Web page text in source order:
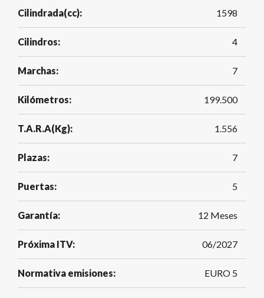
Cilindrada(cc): 1598
Cilindros: 4
Marchas: 7
Kilómetros: 199.500
T.A.R.A(Kg): 1.556
Plazas: 7
Puertas: 5
Garantía: 12 Meses
Próxima ITV: 06/2027
Normativa emisiones: EURO 5